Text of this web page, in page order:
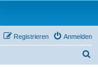
Anmelden
Registrieren